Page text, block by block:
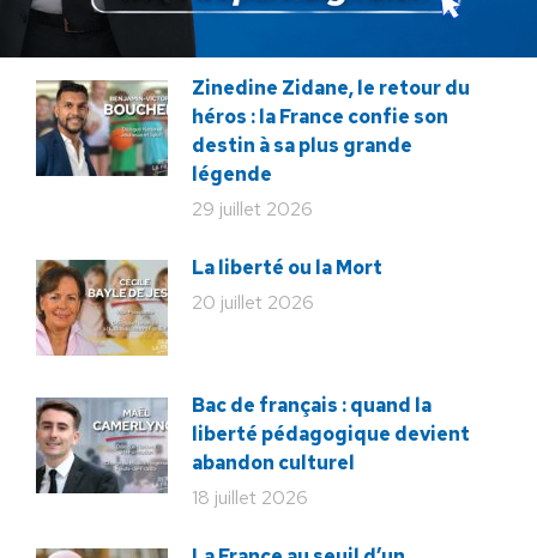
30 juillet 2026
Zinedine Zidane, le retour du
héros : la France confie son
destin à sa plus grande
légende
29 juillet 2026
La liberté ou la Mort
20 juillet 2026
Bac de français : quand la
liberté pédagogique devient
abandon culturel
18 juillet 2026